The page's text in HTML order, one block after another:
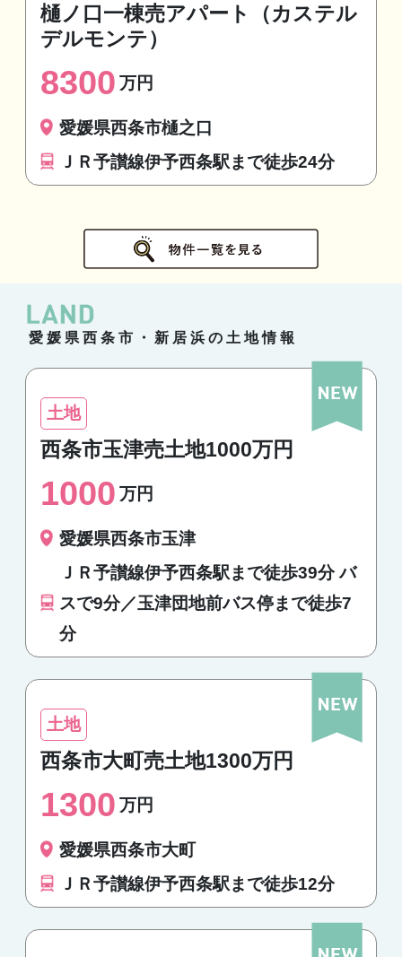
樋ノ口一棟売アパート（カステル
デルモンテ）
8300 万円
愛媛県西条市樋之口
ＪＲ予讃線伊予西条駅まで徒歩24分
愛媛県西条市・新居浜の土地情報
土地
西条市玉津売土地1000万円
1000 万円
愛媛県西条市玉津
ＪＲ予讃線伊予西条駅まで徒歩39分 バ
スで9分／玉津団地前バス停まで徒歩7
分
土地
西条市大町売土地1300万円
1300 万円
愛媛県西条市大町
ＪＲ予讃線伊予西条駅まで徒歩12分